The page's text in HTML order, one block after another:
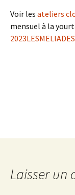
Voir les ateliers
mensuel à la
Laisser un